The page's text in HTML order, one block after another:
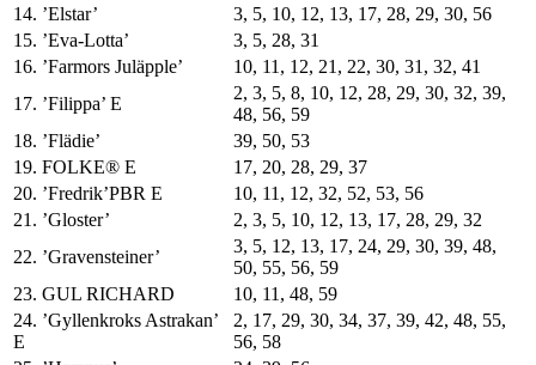
14. ’Elstar’
3, 5, 10, 12, 13, 17, 28, 29, 30, 56
15. ’Eva-Lotta’
3, 5, 28, 31
16. ’Farmors Juläpple’
10, 11, 12, 21, 22, 30, 31, 32, 41
17. ’Filippa’ E
2, 3, 5, 8, 10, 12, 28, 29, 30, 32, 39,
48, 56, 59
18. ’Flädie’
39, 50, 53
19. FOLKE® E
17, 20, 28, 29, 37
20. ’Fredrik’PBR E
10, 11, 12, 32, 52, 53, 56
21. ’Gloster’
2, 3, 5, 10, 12, 13, 17, 28, 29, 32
22. ’Gravensteiner’
3, 5, 12, 13, 17, 24, 29, 30, 39, 48,
50, 55, 56, 59
23. GUL RICHARD
10, 11, 48, 59
24. ’Gyllenkroks Astrakan’
E
2, 17, 29, 30, 34, 37, 39, 42, 48, 55,
56, 58